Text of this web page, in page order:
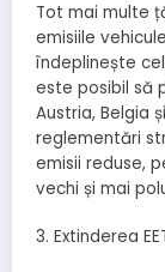
Tot mai multe
emisiile
îndeplinește
este posibil să
Austria, Belgia
reglementări
emisii reduse,
vechi și mai
3. Extinderea